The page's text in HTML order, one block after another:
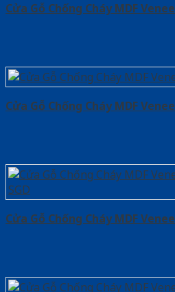
Cửa Gỗ Chống Cháy MDF
Cửa Gỗ Chống Cháy MDF
Cửa Gỗ Chống Cháy MDF